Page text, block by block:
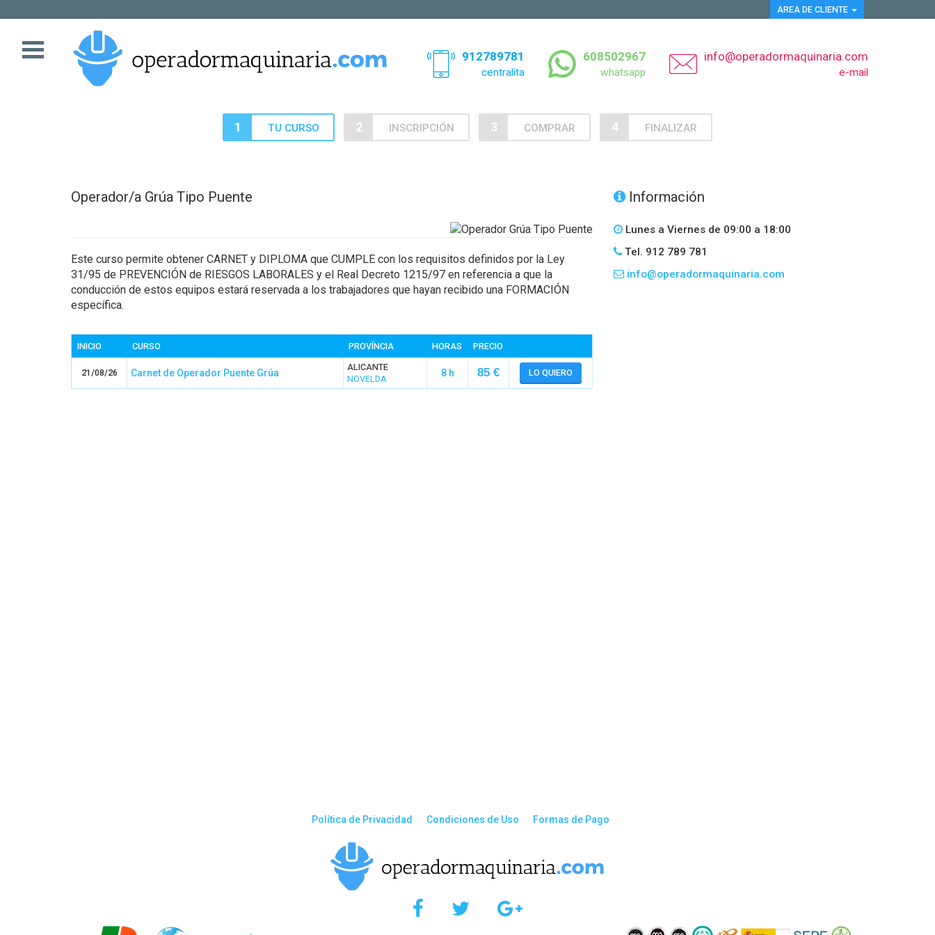
AREA DE CLIENTE
Menú
Navegación
912789781
centralita
608502967
whatsapp
info@operadormaquinaria.com
e-mail
1 TU CURSO 2 INSCRIPCIÓN 3 COMPRAR 4 FINALIZAR
Operador/a Grúa Tipo Puente
Este curso permite obtener CARNET y DIPLOMA que CUMPLE con los requisitos definidos por la Ley
31/95 de PREVENCIÓN de RIESGOS LABORALES y el Real Decreto 1215/97 en referencia a que la
conducción de estos equipos estará reservada a los trabajadores que hayan recibido una FORMACIÓN
específica.
INICIO CURSO PROVÍNCIA HORAS PRECIO
21/08/26 Carnet de Operador Puente Grúa
ALICANTE
NOVELDA
8 h 85 € LO QUIERO
Información
Lunes a Viernes de 09:00 a 18:00
Tel. 912 789 781
info@operadormaquinaria.com
Política de Privacidad Condiciones de Uso Formas de Pago